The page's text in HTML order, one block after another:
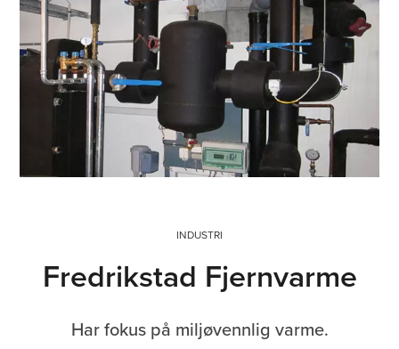
Fredrikstad Fjernvarme
INDUSTRI
Har fokus på miljøvennlig varme.